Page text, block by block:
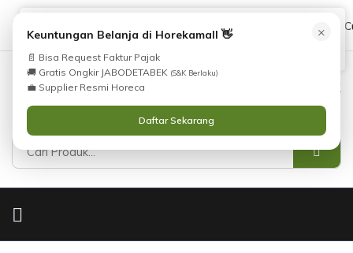
(021) 38783380 08551688000
Masuk
×
Keuntungan Belanja di Horekamall 👋
📄 Bisa Request Faktur Pajak
🚚 Gratis Ongkir JABODETABEK (S&K Berlaku)
💼 Supplier Resmi Horeca
Daftar Sekarang
i
Silahkan lihatKatalog
Hubungi Kami